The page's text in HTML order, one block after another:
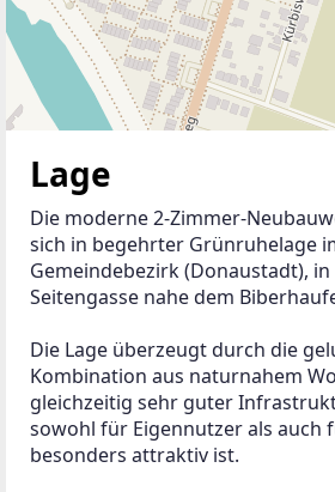
Lage
Die moderne 2-Zimmer-
sich in begehrter Grünruhelage
Gemeindebezirk (Donaustadt),
Seitengasse nahe dem
Die Lage überzeugt durch die
Kombination aus naturnahem
gleichzeitig sehr guter
sowohl für Eigennutzer als auch
besonders attraktiv ist.